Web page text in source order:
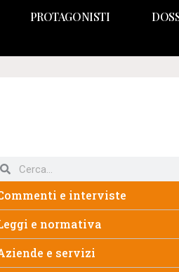
PROTAGONISTI
e interviste
e normativa
e servizi